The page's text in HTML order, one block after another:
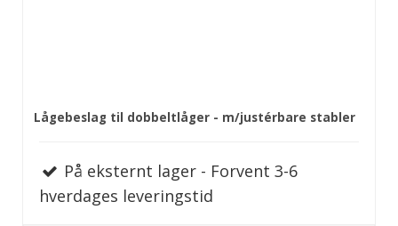
Lågebeslag til dobbeltlåger - m/justérbare stabler
På eksternt lager - Forvent 3-6
hverdages leveringstid